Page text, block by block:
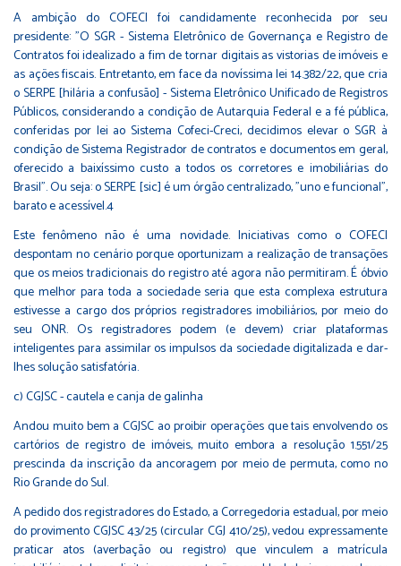
A ambição do COFECI foi candidamente reconhecida por seu
presidente: "O SGR - Sistema Eletrônico de Governança e Registro de
Contratos foi idealizado a fim de tornar digitais as vistorias de imóveis e
as ações fiscais. Entretanto, em face da novíssima lei 14.382/22, que cria
o SERPE [hilária a confusão] - Sistema Eletrônico Unificado de Registros
Públicos, considerando a condição de Autarquia Federal e a fé pública,
conferidas por lei ao Sistema Cofeci-Creci, decidimos elevar o SGR à
condição de Sistema Registrador de contratos e documentos em geral,
oferecido a baixíssimo custo a todos os corretores e imobiliárias do
Brasil". Ou seja: o SERPE [sic] é um órgão centralizado, "uno e funcional",
barato e acessível.4
Este fenômeno não é uma novidade. Iniciativas como o COFECI
despontam no cenário porque oportunizam a realização de transações
que os meios tradicionais do registro até agora não permitiram. É óbvio
que melhor para toda a sociedade seria que esta complexa estrutura
estivesse a cargo dos próprios registradores imobiliários, por meio do
seu ONR. Os registradores podem (e devem) criar plataformas
inteligentes para assimilar os impulsos da sociedade digitalizada e dar-
lhes solução satisfatória.
c) CGJSC - cautela e canja de galinha
Andou muito bem a CGJSC ao proibir operações que tais envolvendo os
cartórios de registro de imóveis, muito embora a resolução 1.551/25
prescinda da inscrição da ancoragem por meio de permuta, como no
Rio Grande do Sul.
A pedido dos registradores do Estado, a Corregedoria estadual, por meio
do provimento CGJSC 43/25 (circular CGJ 410/25), vedou expressamente
praticar atos (averbação ou registro) que vinculem a matrícula